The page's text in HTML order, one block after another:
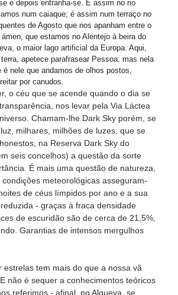
e depois entranha-se. É assim no rio
num caiaque; é assim num terraço no
de Agosto que nos apanham entre o
que estamos no Alentejo à beira do
o maior lago artificial da Europa. Aqui,
apetece parafrasear Pessoa: mas nela
nele que andamos de olhos postos,
por canudos.
o céu que se acende quando o dia se
nos levar pela Via Láctea
Chamam-lhe Dark Sky porém, se
milhares, milhões de luzes, que se
na Reserva Dark Sky do
seis concelhos) a questão da sorte
É mais uma questão de natureza,
meteorológicas asseguram-
de céus límpidos por ano e a sua
- graças à fraca densidade
de escuridão são de cerca de 21,5%,
Garantias de intensos mergulhos
estrelas tem mais do que a nossa vã
não é sequer a conhecimentos teóricos
referimos - afinal, no Alqueva, se